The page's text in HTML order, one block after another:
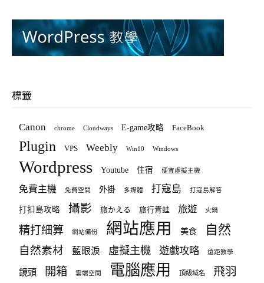
標籤
Canon chrome Cloudways E-game攻略 FaceBook
Plugin VPS Weebly Win10 Windows
Wordpress Youtube 住宿 便宜虛擬主機
免費主機 免費空間 外掛 多媒體 打寇島 打寇島解答
打扣島攻略 攝影 旅かえる 旅行青蛙 旅遊 火鍋
精打細算 網站備份 網站應用 美食 自然
自然素材 藍眼淚 虛擬主機 遊戲攻略 遠距教學
鏡頭 開箱 雲端空間 電腦應用 頂級域名 飛羽